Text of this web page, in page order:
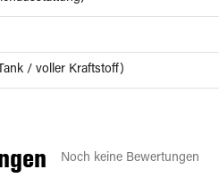
/ voller Kraftstoff)
Noch keine Bewertungen